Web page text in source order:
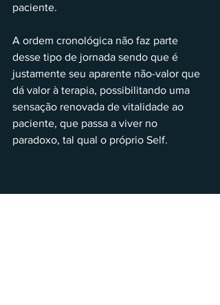
paciente.
A ordem cronológica não faz parte
desse tipo de jornada sendo que é
justamente seu aparente não-valor que
dá valor à terapia, possibilitando uma
sensação renovada de vitalidade ao
paciente, que passa a viver no
paradoxo, tal qual o próprio Self.